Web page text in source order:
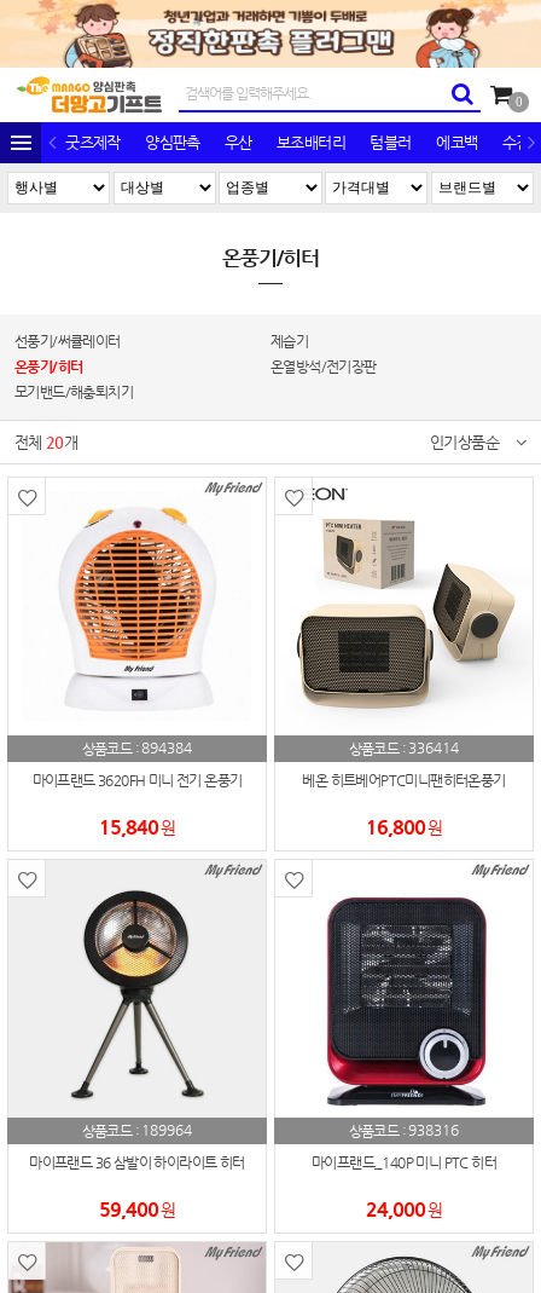
0
굿즈제작 양심판촉 우산 보조배터리 텀블러 에코백 수건/
온풍기/히터
선풍기/써큘레이터
제습기
온풍기/히터
온열방석/전기장판
모기밴드/해충퇴치기
전체 20개 인기상품순
상품코드 :894384
마이프랜드 3620FH 미니 전기 온풍기
15,840원
상품코드 : 336414
베온 히트베어PTC미니팬히터온풍기
16,800원
상품코드 : 189964
마이프랜드 36 삼발이 하이라이트 히터
59,400원
상품코드 :938316
마이프랜드_140P 미니 PTC 히터
24,000원